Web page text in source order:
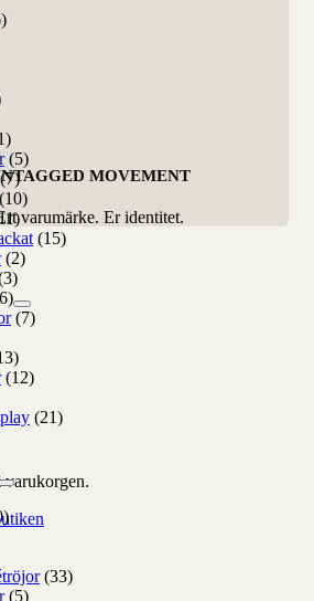
MOVEMENT
varumärke. Er identitet.
(5)
(7)
(10)
(15)
(2)
(7)
(12)
(21)
(33)
(5)